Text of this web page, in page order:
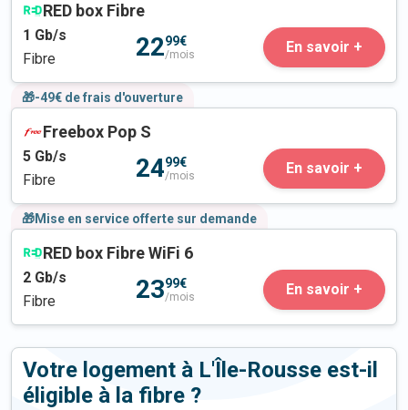
RED box Fibre
1 Gb/s
Fibre
2299€
/mois En savoir +
🎁-49€ de frais d'ouverture
Freebox Pop S
5 Gb/s
Fibre
2499€
/mois En savoir +
🎁Mise en service offerte sur demande
RED box Fibre WiFi 6
2 Gb/s
Fibre
2399€
/mois En savoir +
Votre logement à L'Île-Rousse est-il
éligible à la fibre ?